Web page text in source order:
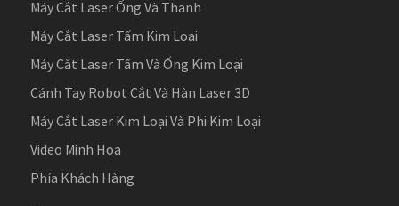
Máy Cắt Laser Ống Và Thanh
Máy Cắt Laser Tấm Kim Loại
Máy Cắt Laser Tấm Và Ống Kim Loại
Cánh Tay Robot Cắt Và Hàn Laser 3D
Máy Cắt Laser Kim Loại Và Phi Kim Loại
Video Minh Họa
Phía Khách Hàng